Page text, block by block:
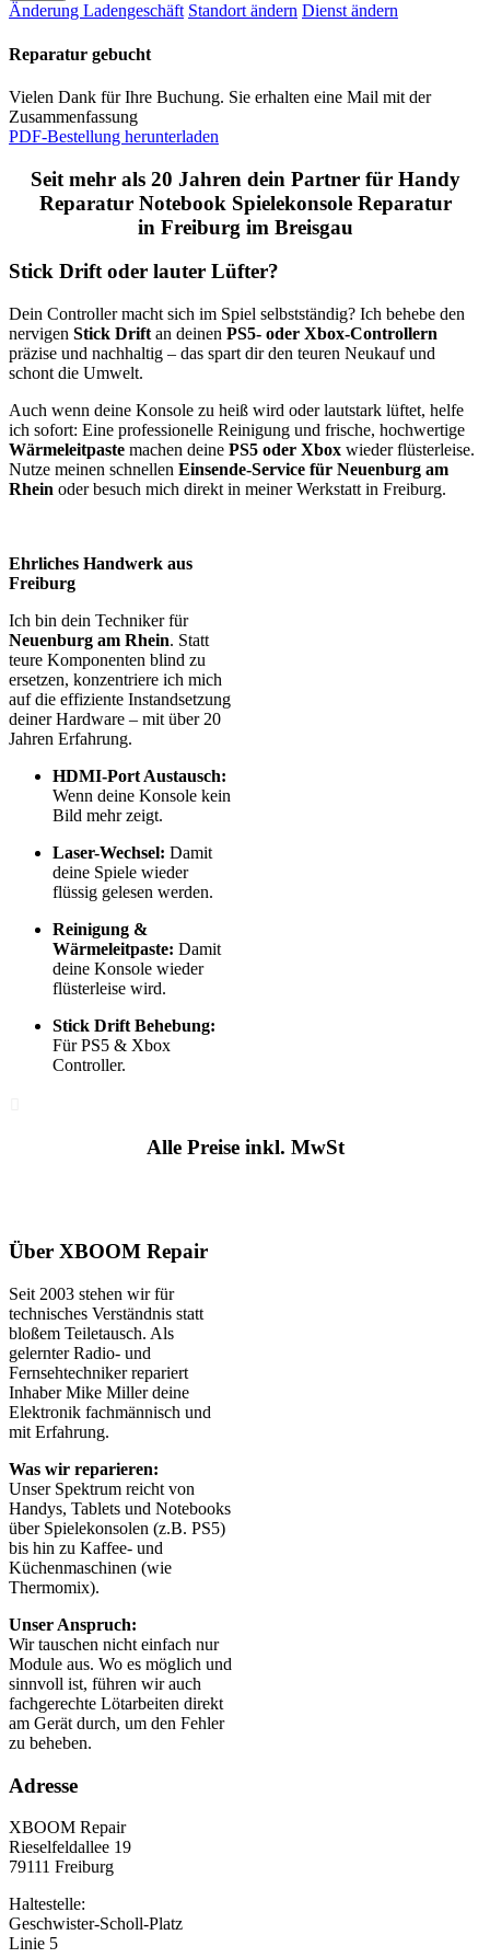
Änderung Ladengeschäft Standort ändern Dienst ändern
Reparatur gebucht
Vielen Dank für Ihre Buchung. Sie erhalten eine Mail mit der
Zusammenfassung
PDF-Bestellung herunterladen
Seit mehr als 20 Jahren dein Partner für Handy
Reparatur Notebook Spielekonsole Reparatur
in Freiburg im Breisgau
Stick Drift oder lauter Lüfter?
Dein Controller macht sich im Spiel selbstständig? Ich behebe den
nervigen Stick Drift an deinen PS5- oder Xbox-Controllern
präzise und nachhaltig – das spart dir den teuren Neukauf und
schont die Umwelt.
Auch wenn deine Konsole zu heiß wird oder lautstark lüftet, helfe
ich sofort: Eine professionelle Reinigung und frische, hochwertige
Wärmeleitpaste machen deine PS5 oder Xbox wieder flüsterleise.
Nutze meinen schnellen Einsende-Service für Neuenburg am
Rhein oder besuch mich direkt in meiner Werkstatt in Freiburg.
Ehrliches Handwerk aus
Freiburg
Ich bin dein Techniker für
Neuenburg am Rhein. Statt
teure Komponenten blind zu
ersetzen, konzentriere ich mich
auf die effiziente Instandsetzung
deiner Hardware – mit über 20
Jahren Erfahrung.
HDMI-Port Austausch:
Wenn deine Konsole kein
Bild mehr zeigt.
Laser-Wechsel: Damit
deine Spiele wieder
flüssig gelesen werden.
Reinigung &
Wärmeleitpaste: Damit
deine Konsole wieder
flüsterleise wird.
Stick Drift Behebung:
Für PS5 & Xbox
Controller.
Alle Preise inkl. MwSt
Über XBOOM Repair
Seit 2003 stehen wir für
technisches Verständnis statt
bloßem Teiletausch. Als
gelernter Radio- und
Fernsehtechniker repariert
Inhaber Mike Miller deine
Elektronik fachmännisch und
mit Erfahrung.
Was wir reparieren:
Unser Spektrum reicht von
Handys, Tablets und Notebooks
über Spielekonsolen (z.B. PS5)
bis hin zu Kaffee- und
Küchenmaschinen (wie
Thermomix).
Unser Anspruch:
Wir tauschen nicht einfach nur
Module aus. Wo es möglich und
sinnvoll ist, führen wir auch
fachgerechte Lötarbeiten direkt
am Gerät durch, um den Fehler
zu beheben.
Adresse
XBOOM Repair
Rieselfeldallee 19
79111 Freiburg
Haltestelle:
Geschwister-Scholl-Platz
Linie 5